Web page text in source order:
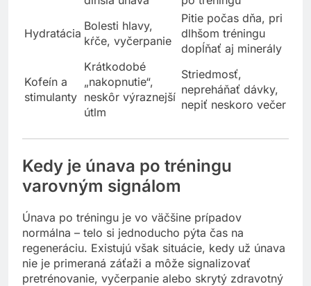
Hydratácia
Bolesti hlavy,
kŕče, vyčerpanie
Pitie počas dňa, pri
dlhšom tréningu
dopĺňať aj minerály
Kofeín a
stimulanty
Krátkodobé
„nakopnutie“,
neskôr výraznejší
útlm
Striedmosť,
nepreháňať dávky,
nepiť neskoro večer
Kedy je únava po tréningu
varovným signálom
Únava po tréningu je vo väčšine prípadov
normálna – telo si jednoducho pýta čas na
regeneráciu. Existujú však situácie, kedy už únava
nie je primeraná záťaži a môže signalizovať
pretrénovanie, vyčerpanie alebo skrytý zdravotný